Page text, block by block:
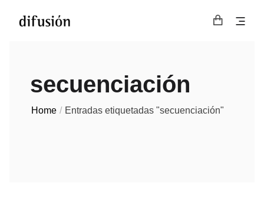
secuenciación
Home Entradas etiquetadas "secuenciación"